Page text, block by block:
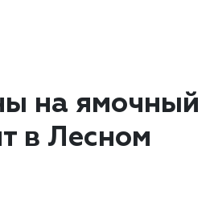
на ямочный
в Лесном